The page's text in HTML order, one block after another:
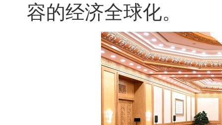
容的经济全球化。